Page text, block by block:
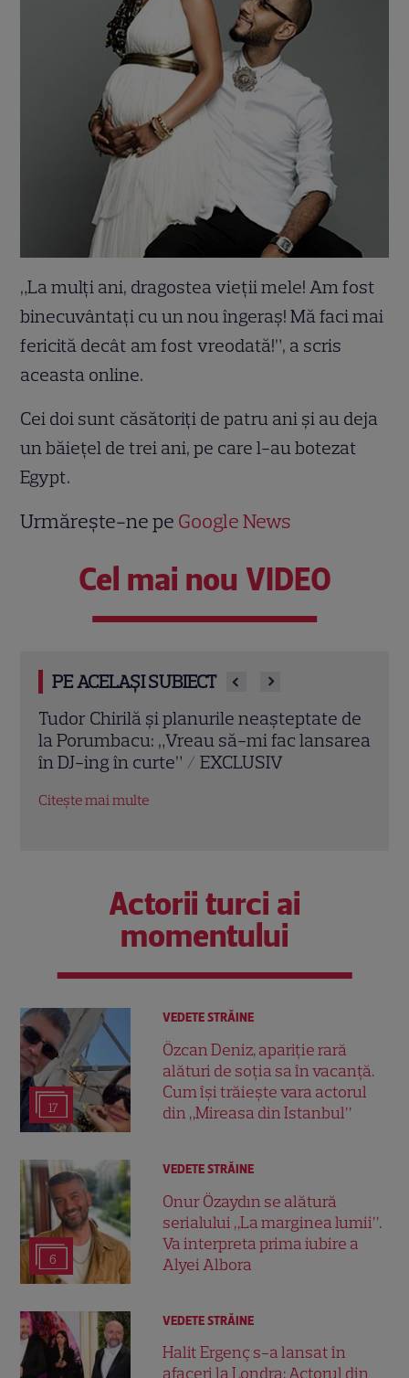
„La mulţi ani, dragostea vieţii mele! Am fost
binecuvântaţi cu un nou îngeraş! Mă faci mai
fericită decât am fost vreodată!”, a scris
aceasta online.
Cei doi sunt căsătoriţi de patru ani şi au deja
un băieţel de trei ani, pe care l-au botezat
Egypt.
Urmărește-ne pe Google News
Cel mai nou VIDEO
PE ACELAȘI SUBIECT
Christina Applegate a fost externată
după aproape patru luni în spital. Primele
vești despre starea actriței
Citește mai multe
Actorii turci ai
momentului
17
VEDETE STRĂINE
Özcan Deniz, apariție rară
alături de soția sa în vacanță.
Cum își trăiește vara actorul
din „Mireasa din Istanbul”
6
VEDETE STRĂINE
Onur Özaydın se alătură
serialului „La marginea lumii”.
Va interpreta prima iubire a
Alyei Albora
VEDETE STRĂINE
Halit Ergenç s-a lansat în
afaceri la Londra: Actorul din